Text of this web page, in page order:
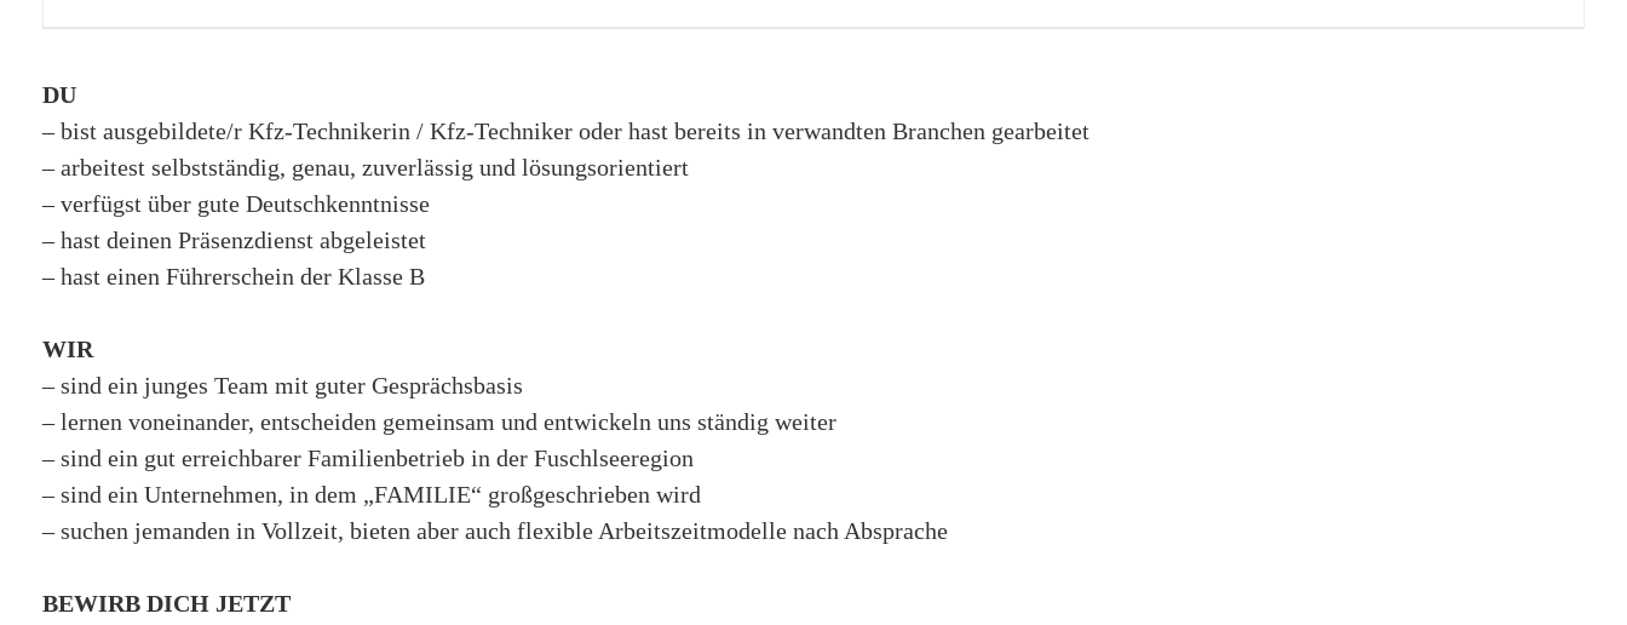
DU
– bist ausgebildete/r Kfz-Technikerin / Kfz-Techniker oder hast bereits in verwandten Branchen gearbeitet
– arbeitest selbstständig, genau, zuverlässig und lösungsorientiert
– verfügst über gute Deutschkenntnisse
– hast deinen Präsenzdienst abgeleistet
– hast einen Führerschein der Klasse B
WIR
– sind ein junges Team mit guter Gesprächsbasis
– lernen voneinander, entscheiden gemeinsam und entwickeln uns ständig weiter
– sind ein gut erreichbarer Familienbetrieb in der Fuschlseeregion
– sind ein Unternehmen, in dem „FAMILIE“ großgeschrieben wird
– suchen jemanden in Vollzeit, bieten aber auch flexible Arbeitszeitmodelle nach Absprache
BEWIRB DICH JETZT